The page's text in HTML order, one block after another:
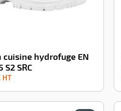
cuisine hydrofuge EN
S2 SRC
HT